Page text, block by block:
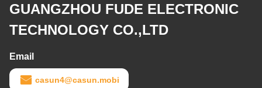
GUANGZHOU FUDE ELECTRONIC
TECHNOLOGY CO.,LTD
Email
casun4@casun.mobi